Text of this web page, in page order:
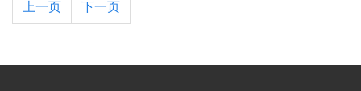
上一页 下一页